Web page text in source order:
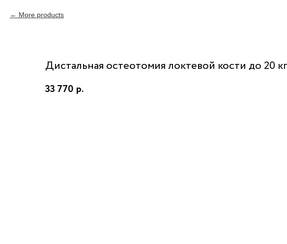
More products
Дистальная остеотомия локтевой кости до 20 кг
33 770 р.